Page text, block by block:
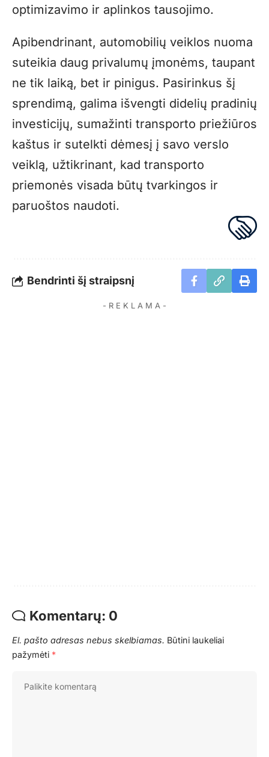
optimizavimo ir aplinkos tausojimo.
Apibendrinant, automobilių veiklos nuoma
suteikia daug privalumų įmonėms, taupant
ne tik laiką, bet ir pinigus. Pasirinkus šį
sprendimą, galima išvengti didelių pradinių
investicijų, sumažinti transporto priežiūros
kaštus ir sutelkti dėmesį į savo verslo
veiklą, užtikrinant, kad transporto
priemonės visada būtų tvarkingos ir
paruoštos naudoti.
Bendrinti šį straipsnį
- R E K L A M A -
Komentarų: 0
El. pašto adresas nebus skelbiamas. Būtini laukeliai
pažymėti *